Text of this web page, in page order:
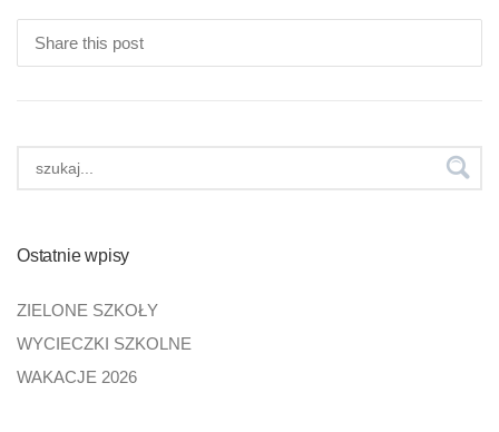
Share this post
Ostatnie wpisy
ZIELONE SZKOŁY
WYCIECZKI SZKOLNE
WAKACJE 2026